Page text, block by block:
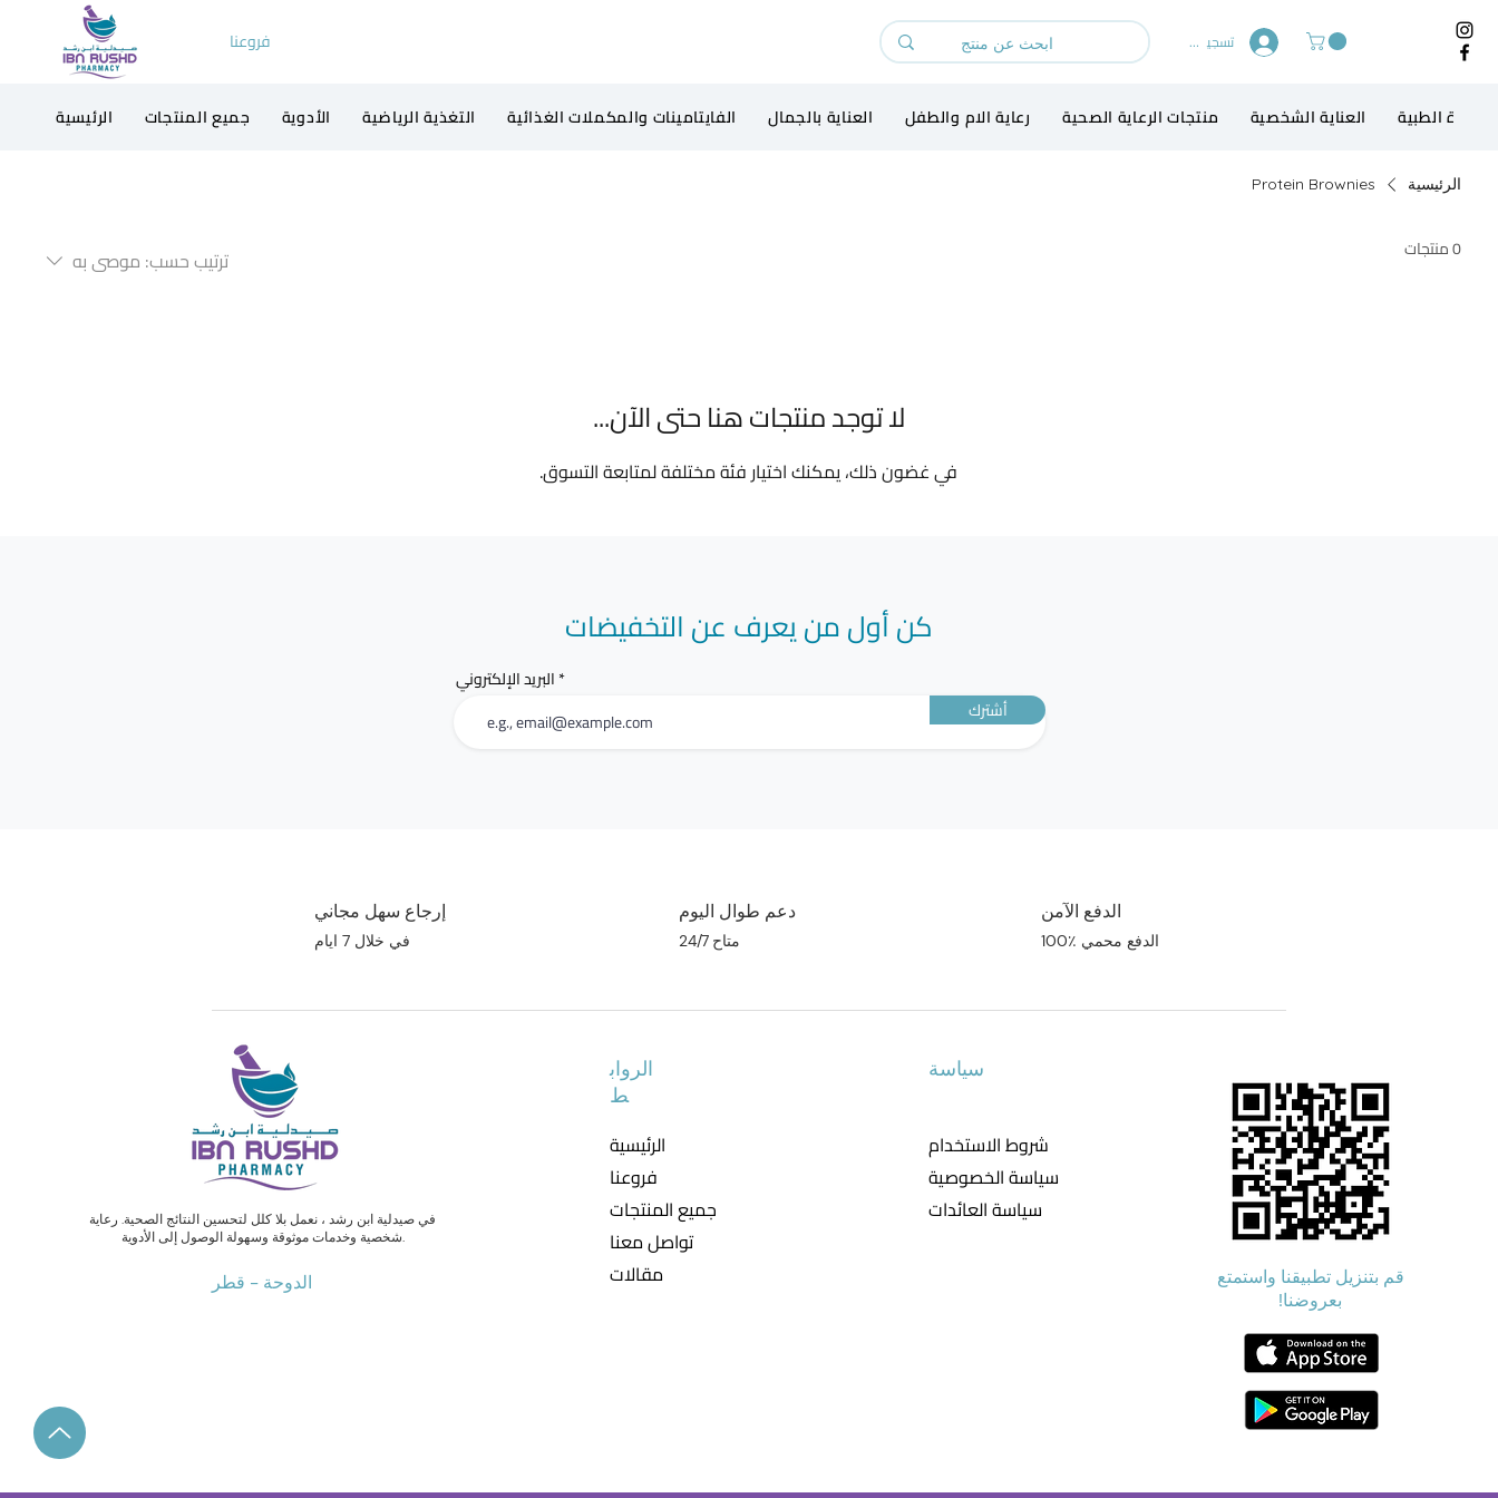
فروعنا تسجيل الدخول
الرئيسية جميع المنتجات الأدوية التغذية الرياضية الفايتامينات والمكملات الغذائية العناية بالجمال رعاية الام والطفل منتجات الرعاية الصحية العناية الشخصية الاجهزة الطبية
الرئيسية Protein Brownies
0 منتجات ترتيب حسب: موصى به
لا توجد منتجات هنا حتى الآن...
في غضون ذلك، يمكنك اختيار فئة مختلفة لمتابعة التسوق.
كن أول من يعرف عن التخفيضات
البريد الإلكتروني
أشترك
إرجاع سهل مجاني
في خلال 7 ايام
دعم طوال اليوم
متاح 24/7
الدفع الآمن
100٪ الدفع محمي
في صيدلية ابن رشد ، نعمل بلا كلل لتحسين النتائج الصحية. رعاية
شخصية وخدمات موثوقة وسهولة الوصول إلى الأدوية.
الدوحة - قطر
الرواب
ط
الرئيسية
فروعنا
جميع المنتجات
تواصل معنا
مقالات
سياسة
شروط الاستخدام
سياسة الخصوصية
سياسة العائدات
قم بتنزيل تطبيقنا واستمتع
بعروضنا!